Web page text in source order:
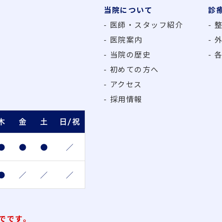
金 土 日/祝
● ● ／
／ ／ ／
す。
当院について
医師・スタッフ紹介
医院案内
当院の歴史
初めての方へ
アクセス
採用情報
診